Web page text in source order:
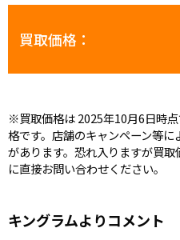
買取価格：
※買取価格は 2025年10月6日時
格です。店舗のキャンペーン等
があります。恐れ入りますが買
に直接お問い合わせください。
キングラムよりコメント